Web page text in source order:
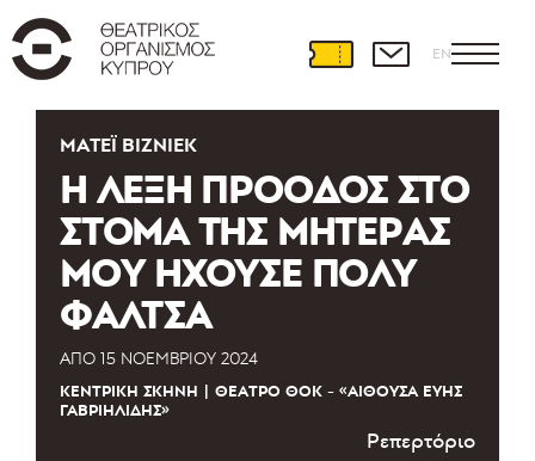
EN
ΜΑΤΈΙ ΒΙΖΝΙΈΚ
Η ΛΕΞΗ ΠΡΟΟΔΟΣ ΣΤΟ
ΣΤΟΜΑ ΤΗΣ ΜΗΤΕΡΑΣ
ΜΟΥ ΗΧΟΥΣΕ ΠΟΛΥ
ΦΑΛΤΣΑ
ΑΠΌ 15 ΝΟΕΜΒΡΊΟΥ 2024
ΚΕΝΤΡΙΚΉ ΣΚΗΝΉ
ΘΈΑΤΡΟ ΘΟΚ - «ΑΊΘΟΥΣΑ ΕΎΗΣ
ΓΑΒΡΙΗΛΊΔΗΣ»
Ρεπερτόριο